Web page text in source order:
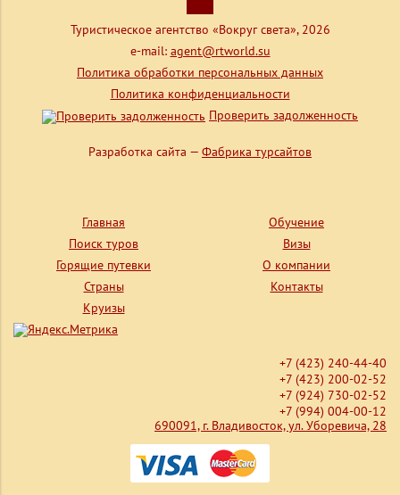
Туристическое агентство «Вокруг света», 2026
e-mail: agent@rtworld.su
Политика обработки персональных данных
Политика конфиденциальности
Проверить задолженность
Разработка сайта — Фабрика турсайтов
Главная
Поиск туров
Горящие путевки
Страны
Круизы
Обучение
Визы
О компании
Контакты
+7 (423) 240-44-40
+7 (423) 200-02-52
+7 (924) 730-02-52
+7 (994) 004-00-12
690091, г. Владивосток, ул. Уборевича, 28